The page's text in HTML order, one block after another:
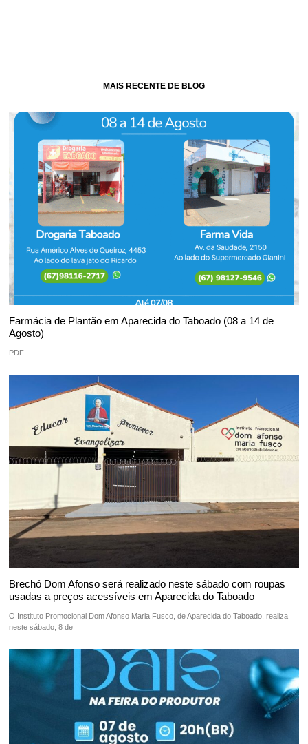
MAIS RECENTE DE BLOG
Farmácia de Plantão em Aparecida do Taboado (08 a 14 de
Agosto)
PDF
Brechó Dom Afonso será realizado neste sábado com roupas
usadas a preços acessíveis em Aparecida do Taboado
O Instituto Promocional Dom Afonso Maria Fusco, de Aparecida do Taboado, realiza
neste sábado, 8 de